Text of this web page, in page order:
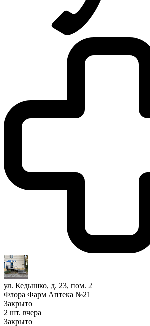
ул. Кедышко, д. 23, пом. 2
Флора Фарм Аптека №21
Закрыто
2 шт. вчера
Закрыто